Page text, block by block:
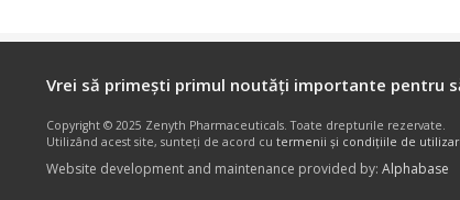
Vrei să primești primul noutăți importante pentru
Copyright © 2025 Zenyth Pharmaceuticals. Toate drepturile rezervate.
Utilizând acest site, sunteți de acord cu termenii și condițiile de
Website development and maintenance provided by: Alphabase